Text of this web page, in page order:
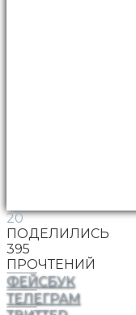
20
ПОДЕЛИЛИСЬ
395
ПРОЧТЕНИЙ
ФЕЙСБУК
ТЕЛЕГРАМ